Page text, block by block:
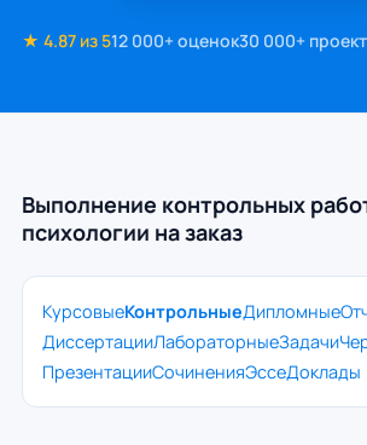
★ 4.87 из 512 000+ оценок30 000+
Выполнение контрольных
психологии на заказ
КурсовыеКонтрольныеДипломные
ДиссертацииЛабораторныеЗадачи
ПрезентацииСочиненияЭссеДоклады